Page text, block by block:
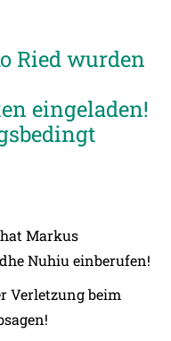
Ried wurden
eingeladen!
Markus
Nuhiu einberufen!
Verletzung beim